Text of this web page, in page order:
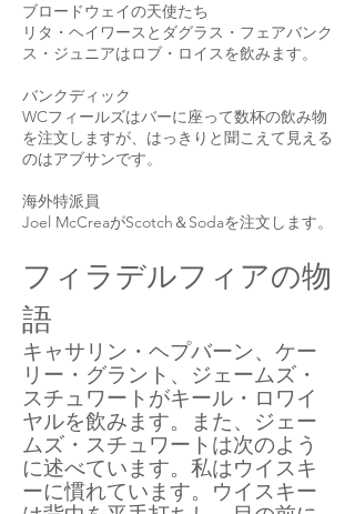
ブロードウェイの天使たち
リタ・ヘイワースとダグラス・フェアバンク
ス・ジュニアはロブ・ロイスを飲みます。
バンクディック
WCフィールズはバーに座って数杯の飲み物
を注文しますが、はっきりと聞こえて見える
のはアブサンです。
海外特派員
Joel McCreaがScotch＆Sodaを注文します。
フィラデルフィアの物
語
キャサリン・ヘプバーン、ケー
リー・グラント、ジェームズ・
スチュワートがキール・ロワイ
ヤルを飲みます。また、ジェー
ムズ・スチュワートは次のよう
に述べています。私はウイスキ
ーに慣れています。ウイスキー